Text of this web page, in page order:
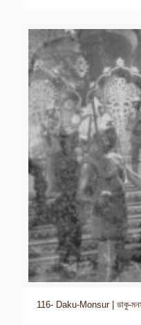
116- Daku-Monsur | ডাকু-